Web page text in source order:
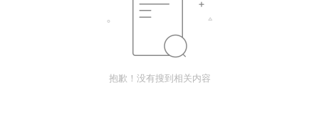
抱歉！没有搜到相关内容